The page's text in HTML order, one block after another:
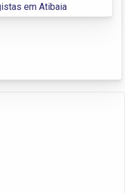
em Atibaia